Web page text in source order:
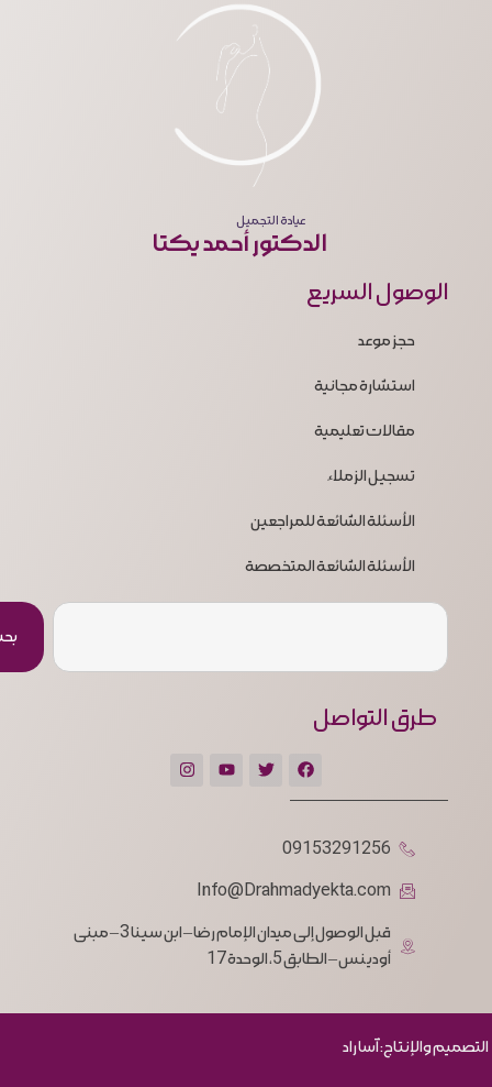
عيادة التجميل
الدكتور أحمد يكتا
الوصول السريع
حجز موعد
استشارة مجانية
مقالات تعليمية
تسجيل الزملاء
الأسئلة الشائعة للمراجعين
الأسئلة الشائعة المتخصصة
طرق التواصل
09153291256
Info@Drahmadyekta.com
قبل الوصول إلى ميدان الإمام رضا – ابن سينا 3 – مبنى
أودينس – الطابق 5، الوحدة 17
التصميم والإنتاج: آسا راد